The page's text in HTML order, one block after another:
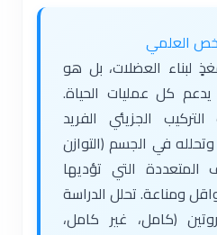
العلمي
لبناء العضلات، بل هو
كل عمليات الحياة.
الجزيئي الفريد
وتحلله في الجسم (التوازن
المتعددة التي تؤديها
ومناعة. تحلل الدراسة
(كامل، غير كامل،